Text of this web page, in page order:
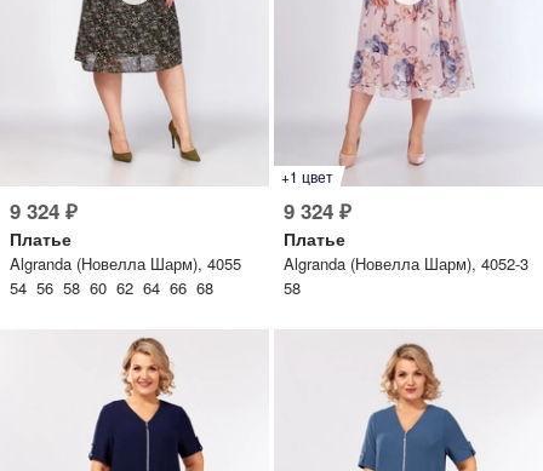
9 324 ₽
Платье
Algranda (Новелла Шарм), 4055
54 56 58 60 62 64 66 68
+1 цвет
9 324 ₽
Платье
Algranda (Новелла Шарм), 4052-3
58